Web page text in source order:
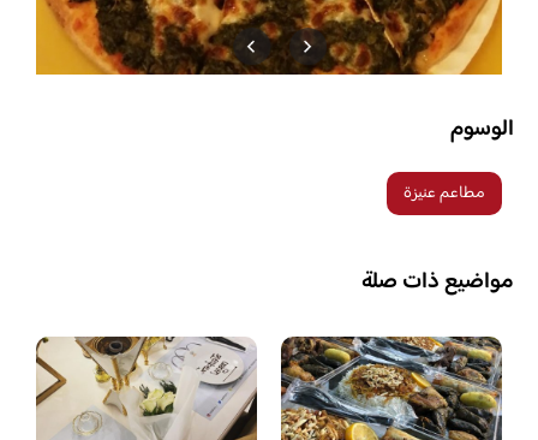
الوسوم
مطاعم عنيزة
مواضيع ذات صلة